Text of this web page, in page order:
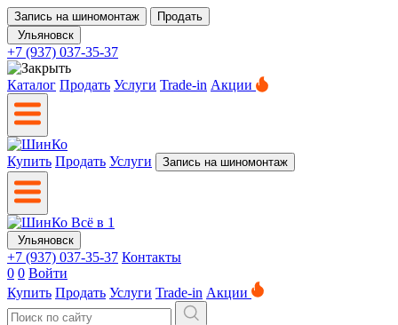
Запись на шиномонтаж
Продать
Ульяновск
+7 (937) 037-35-37
Каталог Продать Услуги Trade-in Акции
Купить Продать Услуги Запись на шиномонтаж
Ульяновск
+7 (937) 037-35-37 Контакты
0 0 Войти
Купить Продать Услуги Trade-in Акции